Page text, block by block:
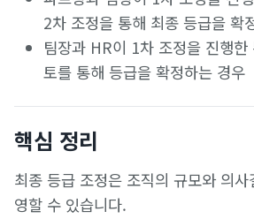
2차 조정을 통해 최종 등급을 확
팀장과 HR이 1차 조정을 진행한
토를 통해 등급을 확정하는 경우
핵심 정리
최종 등급 조정은 조직의 규모와 의
영할 수 있습니다.